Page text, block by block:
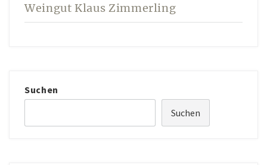
Weingut Klaus Zimmerling
Suchen
Suchen